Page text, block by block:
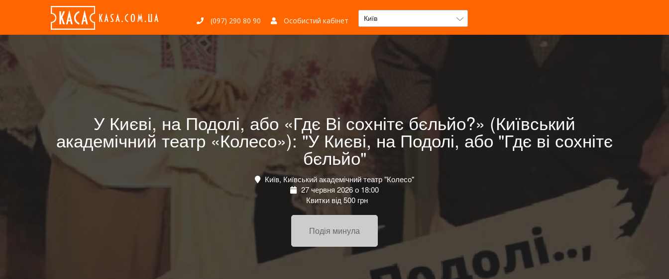
(097) 290 80 90 Особистий кабінет Київ
У Києві, на Подолі, або «Гдє Ві сохнітє бєльйо?» (Київський
академічний театр «Колесо»): "У Києві, на Подолі, або "Гдє ві сохнітє
бєльйо"
Київ, Київський академічний театр "Колесо"
27 червня 2026 о 18:00
Квитки від 500 грн
Подія минула